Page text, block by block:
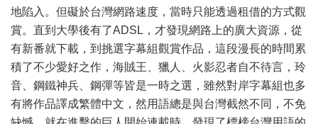
地陷入。但礙於台灣網路速度，當時只能透過租借的方式觀
賞。直到大學後有了ADSL，才發現網路上的廣大資源，從
有新番就下載，到挑選字幕組觀賞作品，這段漫長的時間累
積了不少愛好之作，海賊王、獵人、火影忍者自不待言，玲
音、鋼鐵神兵、鋼彈等皆是一時之選，雖然對岸字幕組也多
有將作品譯成繁體中文，然用語總是與台灣截然不同，不免